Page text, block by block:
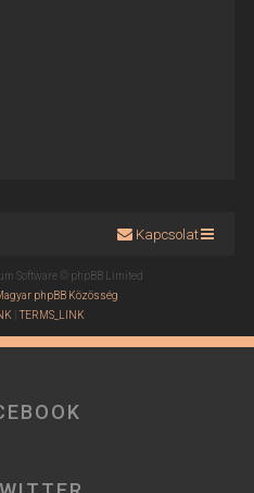
Kapcsolat
Software © phpBB Limited
phpBB Közösség
|TERMS_LINK